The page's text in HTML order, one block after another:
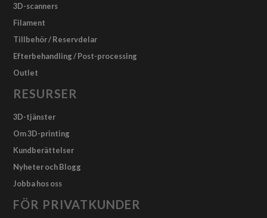
3D-scanners
Filament
Tillbehör / Reservdelar
Efterbehandling / Post-processing
Outlet
RESURSER
3D-tjänster
Om 3D-printing
Kundberättelser
Nyheter och Blogg
Jobba hos oss
FÖR PRIVATKUNDER